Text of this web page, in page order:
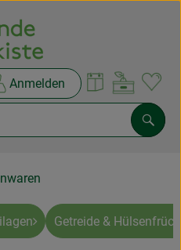
Anmelden
öffnen oder
Getreide &